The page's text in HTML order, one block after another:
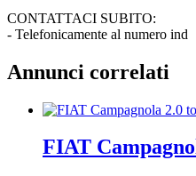
CONTATTACI SUBITO:
- Telefonicamente al numero ind
Annunci correlati
FIAT